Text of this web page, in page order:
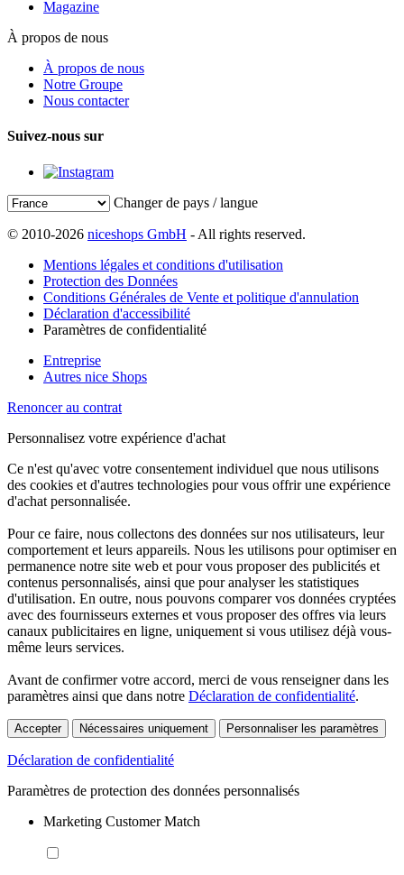
Magazine
À propos de nous
À propos de nous
Notre Groupe
Nous contacter
Suivez-nous sur
Changer de pays / langue
© 2010-2026 niceshops GmbH - All rights reserved.
Mentions légales et conditions d'utilisation
Protection des Données
Conditions Générales de Vente et politique d'annulation
Déclaration d'accessibilité
Paramètres de confidentialité
Entreprise
Autres nice Shops
Renoncer au contrat
Personnalisez votre expérience d'achat
Ce n'est qu'avec votre consentement individuel que nous utilisons
des cookies et d'autres technologies pour vous offrir une expérience
d'achat personnalisée.
Pour ce faire, nous collectons des données sur nos utilisateurs, leur
comportement et leurs appareils. Nous les utilisons pour optimiser en
permanence notre site web et pour vous proposer des publicités et
contenus personnalisés, ainsi que pour analyser les statistiques
d'utilisation. En outre, nous pouvons comparer vos données cryptées
avec des fournisseurs externes et vous proposer des offres via leurs
canaux publicitaires en ligne, uniquement si vous utilisez déjà vous-
même leurs services.
Avant de confirmer votre accord, merci de vous renseigner dans les
paramètres ainsi que dans notre Déclaration de confidentialité.
Accepter Nécessaires uniquement Personnaliser les paramètres
Déclaration de confidentialité
Paramètres de protection des données personnalisés
Marketing Customer Match